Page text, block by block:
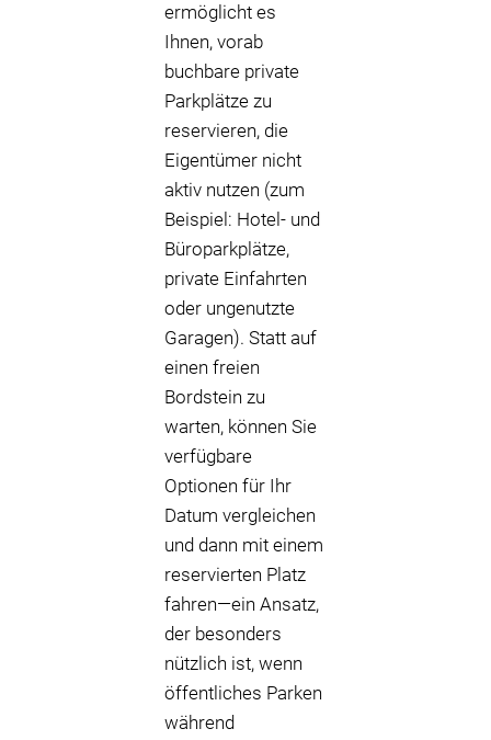
ermöglicht es
Ihnen, vorab
buchbare private
Parkplätze zu
reservieren, die
Eigentümer nicht
aktiv nutzen (zum
Beispiel: Hotel- und
Büroparkplätze,
private Einfahrten
oder ungenutzte
Garagen). Statt auf
einen freien
Bordstein zu
warten, können Sie
verfügbare
Optionen für Ihr
Datum vergleichen
und dann mit einem
reservierten Platz
fahren—ein Ansatz,
der besonders
nützlich ist, wenn
öffentliches Parken
während